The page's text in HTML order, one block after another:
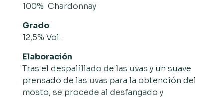
100% Chardonnay
Grado
12,5% Vol.
Elaboración
Tras el despalillado de las uvas y un suave
prensado de las uvas para la obtención del
mosto, se procede al desfangado y